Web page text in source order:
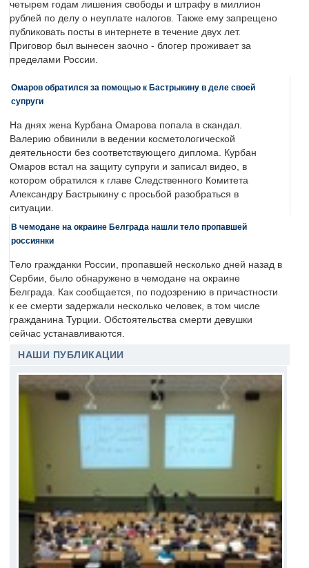
четырем годам лишения свободы и штрафу в миллион
рублей по делу о неуплате налогов. Также ему запрещено
публиковать посты в интернете в течение двух лет.
Приговор был вынесен заочно - блогер проживает за
пределами России.
Омаров обратился за помощью к Бастрыкину в деле своей
супруги
На днях жена Курбана Омарова попала в скандал.
Валерию обвинили в ведении косметологической
деятельности без соответствующего диплома. Курбан
Омаров встал на защиту супруги и записал видео, в
котором обратился к главе Следственного Комитета
Александру Бастрыкину с просьбой разобраться в
ситуации.
В чемодане на окраине Белграда нашли тело пропавшей
россиянки
Тело гражданки России, пропавшей несколько дней назад в
Сербии, было обнаружено в чемодане на окраине
Белграда. Как сообщается, по подозрению в причастности
к ее смерти задержали несколько человек, в том числе
гражданина Турции. Обстоятельства смерти девушки
сейчас устанавливаются.
НАШИ ПУБЛИКАЦИИ